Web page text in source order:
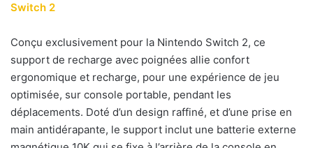
Switch 2
Conçu exclusivement pour la Nintendo Switch 2, ce
support de recharge avec poignées allie confort
ergonomique et recharge, pour une expérience de jeu
optimisée, sur console portable, pendant les
déplacements. Doté d’un design raffiné, et d’une prise en
main antidérapante, le support inclut une batterie externe